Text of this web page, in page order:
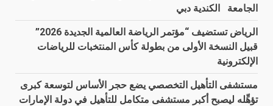
الجامعة الكندية دبي
الرياض تستضيف “مؤتمر الرياضة العالمية الجديدة 2026”
قبيل النسخة الأولى من بطولة كأس المنتخبات للرياضات
الإلكترونية
مستشفى التأهيل التخصصي يضع حجر الأساس لتوسعة كبرى
تؤهِّله ليصبح أكبر مستشفى متكامل للتأهيل في دولة الإمارات